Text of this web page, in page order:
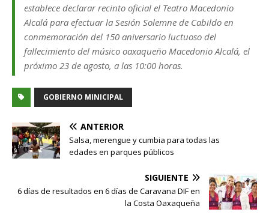
establece declarar recinto oficial el Teatro Macedonio
Alcalá para efectuar la Sesión Solemne de Cabildo en
conmemoración del 150 aniversario luctuoso del
fallecimiento del músico oaxaqueño Macedonio Alcalá, el
próximo 23 de agosto, a las 10:00 horas.
GOBIERNO MINICIPAL
ANTERIOR
Salsa, merengue y cumbia para todas las
edades en parques públicos
SIGUIENTE
6 días de resultados en 6 días de Caravana DIF en
la Costa Oaxaqueña